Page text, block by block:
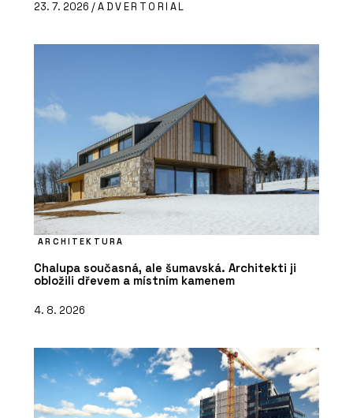
23. 7. 2026 /ADVERTORIAL
ARCHITEKTURA
Chalupa současná, ale šumavská. Architekti ji
obložili dřevem a místním kamenem
4. 8. 2026